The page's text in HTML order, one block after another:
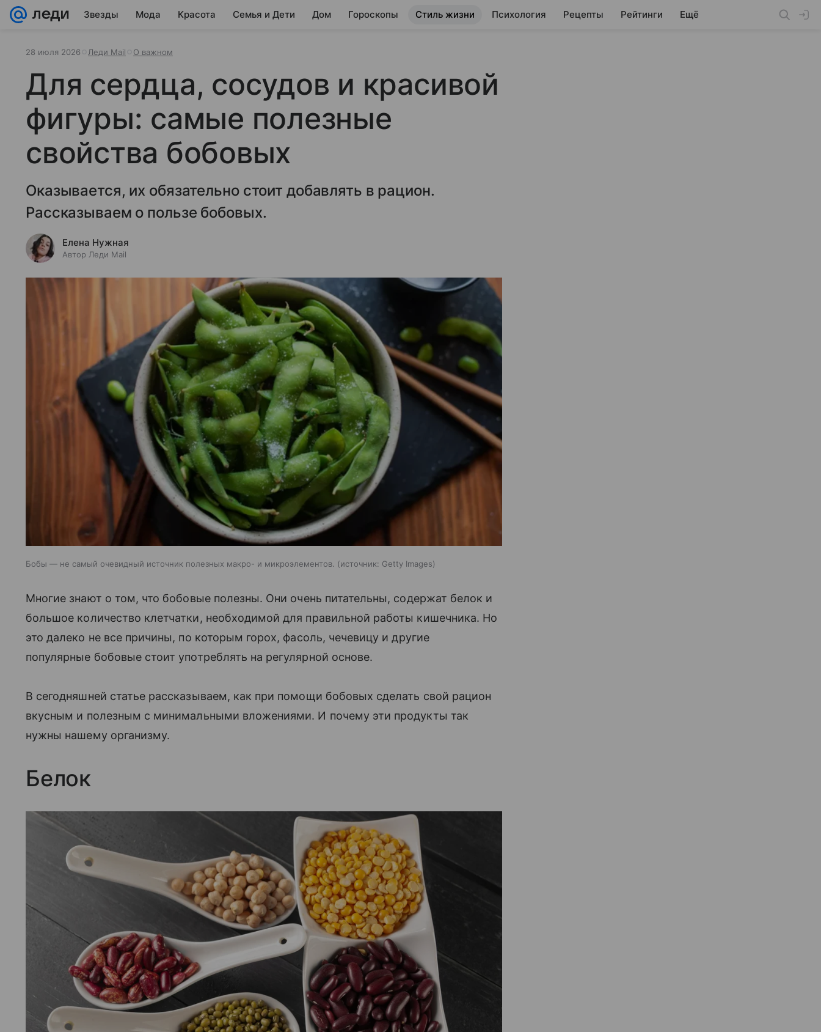
Звезды Мода Красота Семья и Дети Дом Гороскопы Стиль жизни Психология Рецепты Рейтинги Ещё
28 июля 2026 Леди Mail О важном
Для сердца, сосудов и красивой
фигуры: самые полезные
свойства бобовых
Оказывается, их обязательно стоит добавлять в рацион.
Рассказываем о пользе бобовых.
Елена Нужная
Автор Леди Mail
Бобы — не самый очевидный источник полезных макро- и микроэлементов. источник: Getty Images
Многие знают о том, что бобовые полезны. Они очень питательны, содержат белок и
большое количество клетчатки, необходимой для правильной работы кишечника. Но
это далеко не все причины, по которым горох, фасоль, чечевицу и другие
популярные бобовые стоит употреблять на регулярной основе.
В сегодняшней статье рассказываем, как при помощи бобовых сделать свой рацион
вкусным и полезным с минимальными вложениями. И почему эти продукты так
нужны нашему организму.
Белок